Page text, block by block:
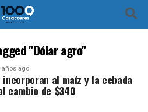
"Dólar agro"
años ago
al maíz y la cebada
cambio de $340